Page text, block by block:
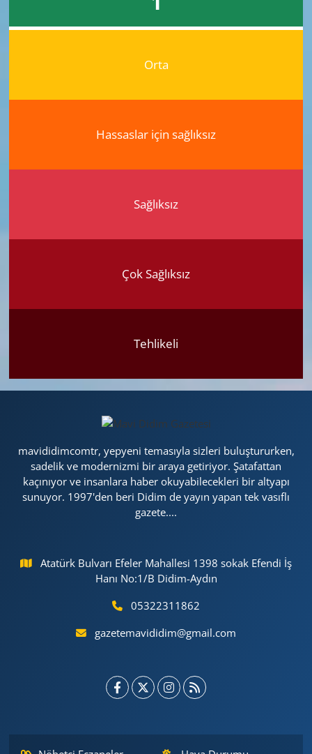
Orta
Hassaslar için sağlıksız
Sağlıksız
Çok Sağlıksız
Tehlikeli
mavididimcomtr, yepyeni temasıyla sizleri buluştururken,
sadelik ve modernizmi bir araya getiriyor. Şatafattan
kaçınıyor ve insanlara haber okuyabilecekleri bir altyapı
sunuyor. 1997'den beri Didim de yayın yapan tek vasıflı
gazete....
Atatürk Bulvarı Efeler Mahallesi 1398 sokak Efendi İş
Hanı No:1/B Didim-Aydın
05322311862
gazetemavididim@gmail.com